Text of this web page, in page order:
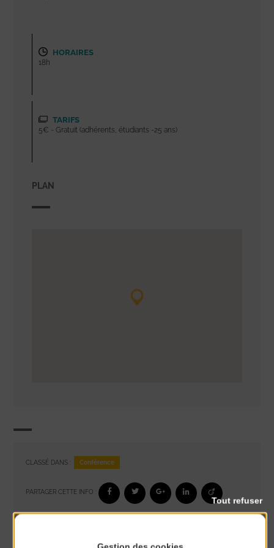
HORAIRES
18h
TARIFS
5€ - Gratuit (adhérents, étudiants -25 ans)
PLAN
CLASSÉ DANS : Conférence
PARTAGER CETTE INFO :
Tout refuser